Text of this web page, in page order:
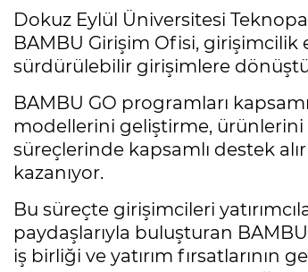
Dokuz Eylül Üniversitesi
BAMBU Girişim Ofisi,
sürdürülebilir girişimlere
BAMBU GO programları
modellerini geliştirme,
süreçlerinde kapsamlı destek
kazanıyor.
Bu süreçte girişimcileri
paydaşlarıyla buluşturan
iş birliği ve yatırım fırsatlarının